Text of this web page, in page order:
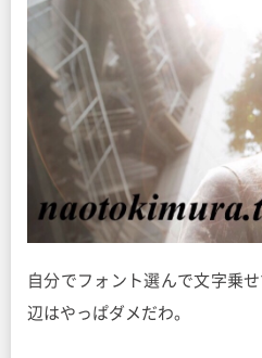
自分でフォント選んで文字乗
辺はやっぱダメだわ。